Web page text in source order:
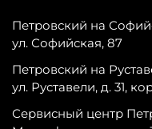
Петровский на
ул. Софийская, 87
Петровский на
ул. Руставели, д. 31,
Сервисный центр